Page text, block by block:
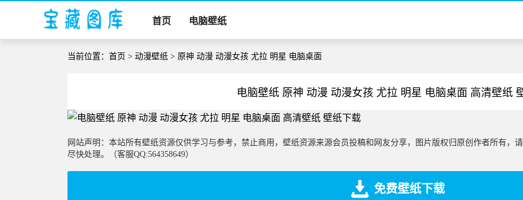
首页 电脑壁纸
当前位置：首页 >动漫壁纸 > 原神 动漫 动漫女孩 尤拉 明星 电脑桌面
电脑壁纸 原神 动漫 动漫女孩 尤拉 明星 电脑桌面 高清壁纸
网站声明：本站所有壁纸资源仅供学习与参考，禁止商用，壁纸资源来源会员投稿和网友分享，图片版权归原创作者所有，
尽快处理。（客服QQ:564358649）
免费壁纸下载